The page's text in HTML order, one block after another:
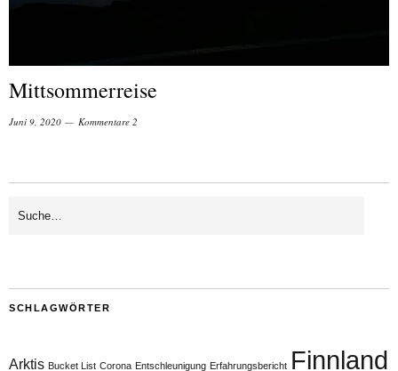
Mittsommerreise
Juni 9, 2020 Kommentare 2
SCHLAGWÖRTER
Arktis Bucket List Corona Entschleunigung Erfahrungsbericht Finnland